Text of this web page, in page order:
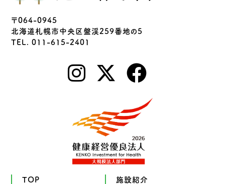
〒064-0945
北海道札幌市中央区盤渓259番地の5
TEL. 011-615-2401
TOP 施設紹介